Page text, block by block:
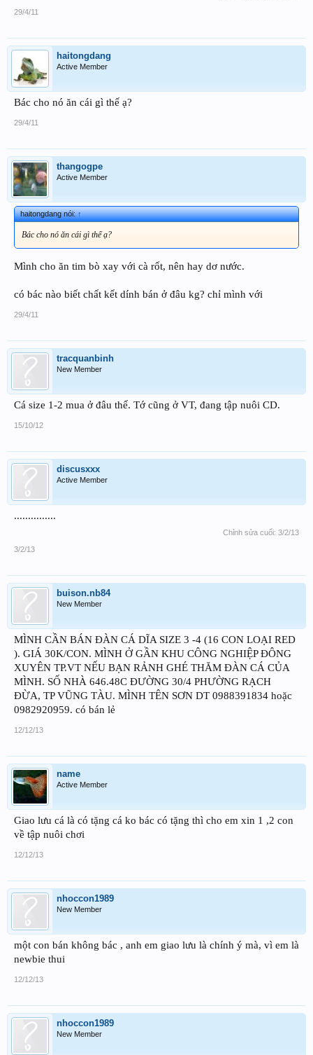
29/4/11
haitongdang
Active Member
Bác cho nó ăn cái gì thế ạ?
29/4/11
thangogpe
Active Member
haitongdang nói:↑
Bác cho nó ăn cái gì thế ạ?
Mình cho ăn tim bò xay với cà rốt, nên hay dơ nước.
có bác nào biết chất kết dính bán ở đâu kg? chỉ mình với
29/4/11
tracquanbinh
New Member
Cá size 1-2 mua ở đâu thế. Tớ cũng ở VT, đang tập nuôi CD.
15/10/12
discusxxx
Active Member
...............
Chỉnh sửa cuối: 3/2/13
3/2/13
buison.nb84
New Member
MÌNH CẦN BÁN ĐÀN CÁ DĨA SIZE 3 -4 (16 CON LOẠI RED
). GIÁ 30K/CON. MÌNH Ở GẦN KHU CÔNG NGHIỆP ĐÔNG
XUYÊN TP.VT NẾU BẠN RẢNH GHÉ THĂM ĐÀN CÁ CỦA
MÌNH. SỐ NHÀ 646.48C ĐƯỜNG 30/4 PHƯỜNG RẠCH
ĐỪA, TP VŨNG TÀU. MÌNH TÊN SƠN DT 0988391834 hoặc
0982920959. có bán lẻ
12/12/13
name
Active Member
Giao lưu cá là có tặng cá ko bác có tặng thì cho em xin 1 ,2 con
về tập nuôi chơi
12/12/13
nhoccon1989
New Member
một con bán không bác , anh em giao lưu là chính ý mà, vì em là
newbie thui
12/12/13
nhoccon1989
New Member